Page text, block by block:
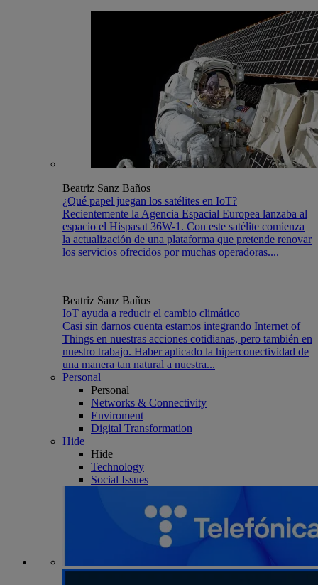
Beatriz Sanz Baños
¿Qué papel juegan los satélites en IoT?
Recientemente la Agencia Espacial Europea lanzaba al
espacio el Hispasat 36W-1. Con este satélite comienza
la actualización de una plataforma que pretende renovar
los servicios ofrecidos por muchas operadoras....
Beatriz Sanz Baños
IoT ayuda a reducir el cambio climático
Casi sin darnos cuenta estamos integrando Internet of
Things en nuestras acciones cotidianas, pero también en
nuestro trabajo. Haber aplicado la hiperconectividad de
una manera tan natural a nuestra...
Personal
Personal
Networks & Connectivity
Enviroment
Digital Transformation
Hide
Hide
Technology
Social Issues